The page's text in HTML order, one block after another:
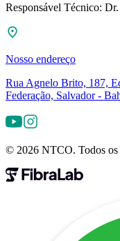
Responsável Técnico:
Nosso endereço
Rua Agnelo Brito, 187,
Federação, Salvador -
© 2026 NTCO. Todos os